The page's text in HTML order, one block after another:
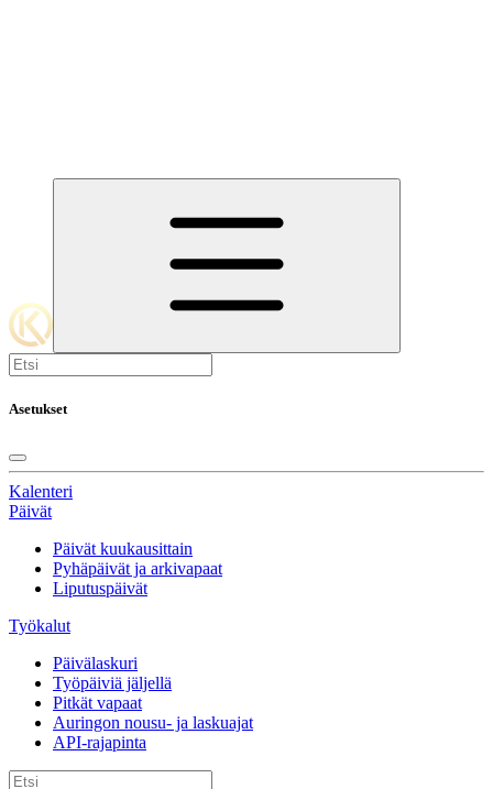
Asetukset
Kalenteri
Päivät
Päivät kuukausittain
Pyhäpäivät ja arkivapaat
Liputuspäivät
Työkalut
Päivälaskuri
Työpäiviä jäljellä
Pitkät vapaat
Auringon nousu- ja laskuajat
API-rajapinta